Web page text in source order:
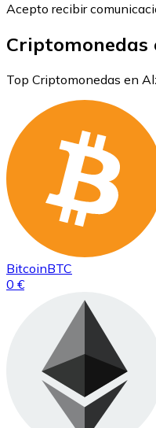
Acepto recibir
Criptomonedas
Top Criptomonedas en
BitcoinBTC
0 €